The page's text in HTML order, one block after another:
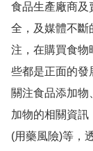
食品生產廠商及
全，及媒體不斷
注，在購買食物
些都是正面的發
關注食品添加物
加物的相關資訊
(用藥風險)等，